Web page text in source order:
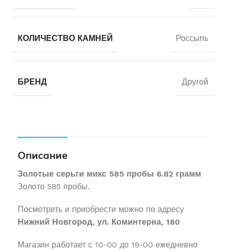
КОЛИЧЕСТВО КАМНЕЙ Россыпь
БРЕНД Другой
Описание
Золотые серьги микс 585 пробы 6.82 грамм
Золото 585 пробы.
Посмотреть и приобрести можно по адресу
Нижний Новгород, ул. Коминтерна, 180
Магазин работает с 10-00 до 19-00 ежедневно